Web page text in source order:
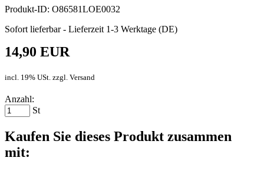
Produkt-ID: O86581LOE0032
Sofort lieferbar - Lieferzeit 1-3 Werktage (DE)
14,90 EUR
incl. 19% USt. zzgl. Versand
Anzahl:
St
Kaufen Sie dieses Produkt zusammen
mit: